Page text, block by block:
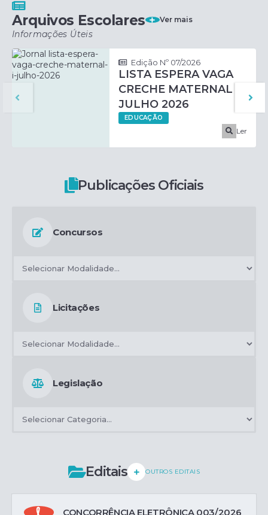
Arquivos Escolares
Informações Úteis
Ver mais
Edição Nº 07/2026
LISTA ESPERA VAGA
CRECHE MATERNAL I
JULHO 2026
EDUCAÇÃO
Ler
Publicações Oficiais
Concursos
Licitações
Legislação
Editais OUTROS EDITAIS
CONCORRÊNCIA ELETRÔNICA 003/2026